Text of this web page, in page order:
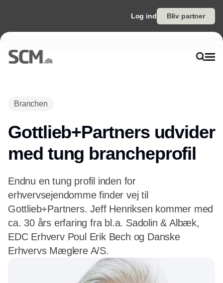
Log ind Bliv partner
Branchen
Gottlieb+Partners udvider
med tung brancheprofil
Endnu en tung profil inden for
erhvervsejendomme finder vej til
Gottlieb+Partners. Jeff Henriksen kommer med
ca. 30 års erfaring fra bl.a. Sadolin & Albæk,
EDC Erhverv Poul Erik Bech og Danske
Erhvervs Mæglere A/S.